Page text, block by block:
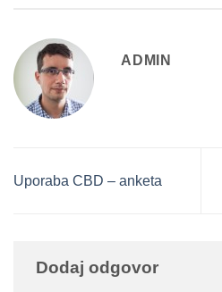
ADMIN
Uporaba CBD – anketa
Dodaj odgovor